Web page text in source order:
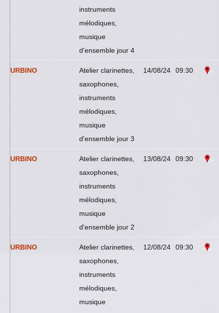
instruments
mélodiques,
musique
d'ensemble jour 4
URBINO
Atelier clarinettes,
saxophones,
instruments
mélodiques,
musique
d'ensemble jour 3
14/08/24 09:30
URBINO
Atelier clarinettes,
saxophones,
instruments
mélodiques,
musique
d'ensemble jour 2
13/08/24 09:30
URBINO
Atelier clarinettes,
saxophones,
instruments
mélodiques,
musique
12/08/24 09:30